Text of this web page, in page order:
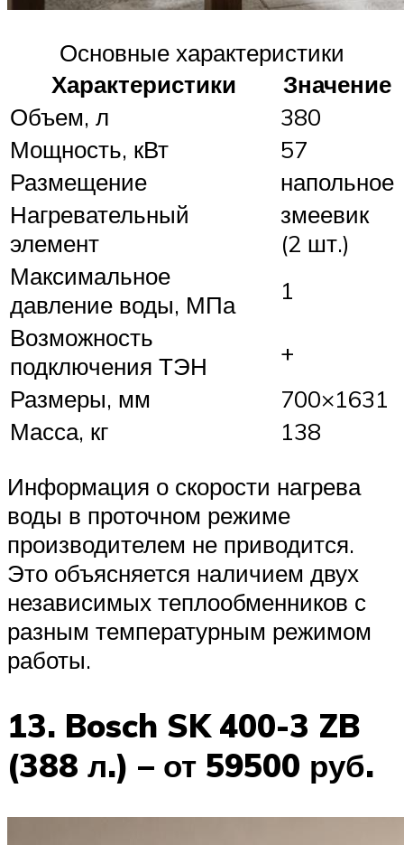
Основные характеристики
Характеристики
Значение
Объем, л
380
Мощность, кВт
57
Размещение
напольное
Нагревательный
элемент
змеевик
(2 шт.)
Максимальное
давление воды, МПа
1
Возможность
подключения ТЭН
+
Размеры, мм
700×1631
Масса, кг
138
Информация о скорости нагрева
воды в проточном режиме
производителем не приводится.
Это объясняется наличием двух
независимых теплообменников с
разным температурным режимом
работы.
13. Bosch SK 400-3 ZB
(388 л.) – от 59500 руб.